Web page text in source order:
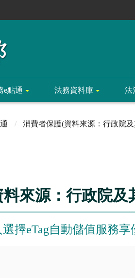
e點通 法務資料庫 法
消費者保護(資料來源：行政院
來源：行政院及
擇eTag自動儲值服務享